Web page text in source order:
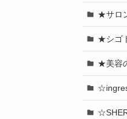
★サロ
★シゴ
★美容